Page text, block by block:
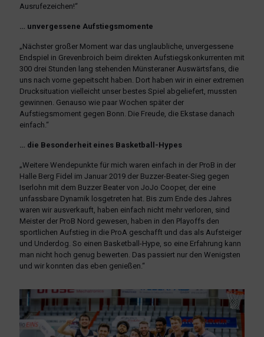
Ausrufezeichen!“
… unvergessene Aufstiegsmomente
„Nächster großer Moment war das unglaubliche, unvergessene
Endspiel in Grevenbroich beim direkten Aufstiegskonkurrenten mit
300 drei Stunden lang stehenden Münsteraner Auswärtsfans, die
uns nach vorne gepeitscht haben. Dort haben wir in einer extremen
Drucksituation vielleicht unser bestes Spiel abgeliefert, mussten
gewinnen. Genauso wie paar Wochen später der
Aufstiegsmoment gegen Bonn. Die Freude, die Ekstase danach
einfach.“
… die Besonderheit eines Basketball-Hypes
„Weitere Wendepunkte für mich waren einfach in der ProB in der
Halle Berg Fidel im Januar 2019 der Buzzer-Beater-Sieg gegen
Iserlohn mit dem Buzzer Beater von JoJo Cooper, der eine
unfassbare Dynamik losgetreten hat. Bis zum Ende des Jahres
waren wir ausverkauft, haben einfach nicht mehr verloren, sind
Meister der ProB Nord gewesen, haben in den Playoffs den
sportlichen Aufstieg in die ProA geschafft und das als Aufsteiger
und Underdog. So einen Basketball-Hype, so eine Erfahrung kann
man nicht hoch genug bewerten. Das passiert nur den Wenigsten
und wir konnten das eben genießen.“